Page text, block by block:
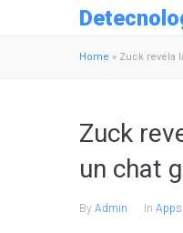
Home » Zuck revela
Zuck
un chat
By Admin In Apps